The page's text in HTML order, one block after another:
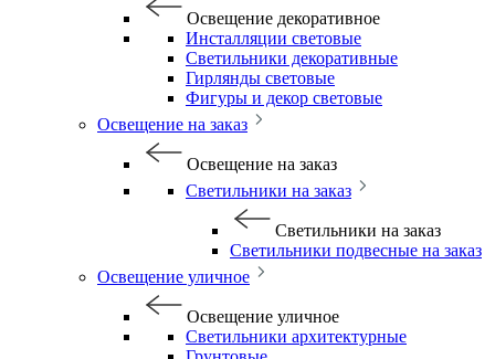
Освещение декоративное
Инсталляции световые
Светильники декоративные
Гирлянды световые
Фигуры и декор световые
Освещение на заказ
Освещение на заказ
Светильники на заказ
Светильники на заказ
Светильники подвесные на заказ
Освещение уличное
Освещение уличное
Светильники архитектурные